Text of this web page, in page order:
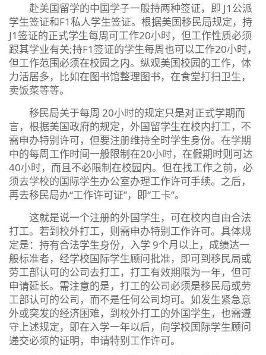
赴美国留学的中国学子一般持两种签证，即 J1公派
学生签证和F1私人学生签证。根据美国移民局规定，持
J1签证的正式学生每周可工作20小时，但工作性质必须
跟其学业有关;持F1签证的学生每周也可以工作20小时，
但工作范围必须在校园之内。纵观美国校园的工作，体
力活居多，比如在图书馆整理图书，在食堂打扫卫生，
卖饭菜等等。
移民局关于每周 20小时的规定只是对正式学期而
言，根据美国政府的规定，外国留学生在校内打工，不
需申办特别许可，但要注册维持全时学生身份。在学期
中的每周工作时间一般限制在20小时，在假期时则可达
40小时，而且不必限制在校园内。但在找工作之前，必
须去学校的国际学生办公室办理工作许可手续。之后，
再去移民局办“工作许可证”，即“工卡”。
这就是说一个注册的外国学生，可在校内自由合法
打工。若到校外打工，则需申办特别工作许可。具体规
定是：持有合法学生身份，入学 9个月以上，成绩达一
般标准者，经学校国际学生顾问批准，即可到移民局或
劳工部认可的公司去打工，打工有效期限为一年，但可
申请延长。需注意的是，打工的公司必须是移民局或劳
工部认可的公司，而不是任何公司均可。如发生紧急意
外或突发的经济困难，到校外打工的外国学生，也需遵
守上述规定，即在入学一年以后，向学校国际学生顾问
递交必须的证明，申请特别工作许可。